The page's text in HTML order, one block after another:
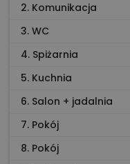
2. Komunikacja
3. WC
4. Spiżarnia
5. Kuchnia
6. Salon + jadalnia
7. Pokój
8. Pokój